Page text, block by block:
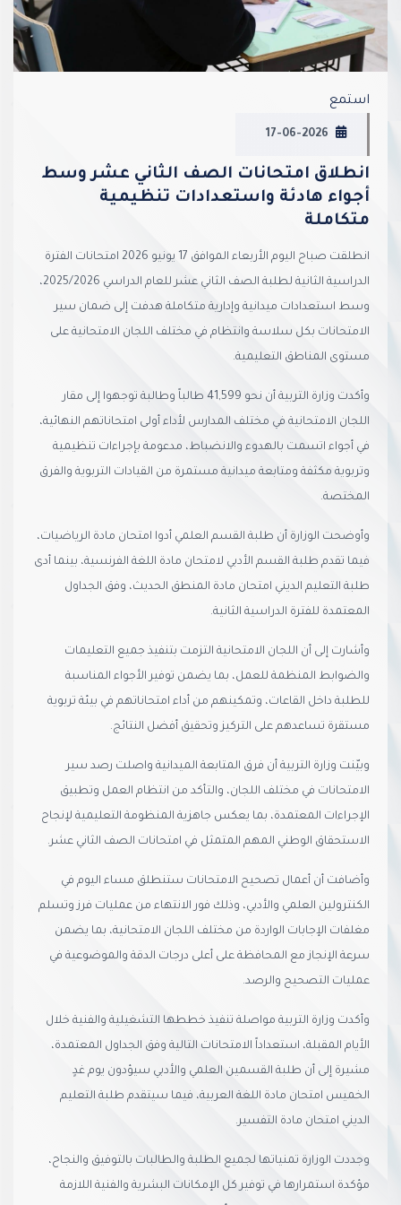
استمع
17-06-2026
انطلاق امتحانات الصف الثاني عشر وسط
أجواء هادئة واستعدادات تنظيمية
متكاملة
انطلقت صباح اليوم الأربعاء الموافق 17 يونيو 2026 امتحانات الفترة
الدراسية الثانية لطلبة الصف الثاني عشر للعام الدراسي 2025/2026،
وسط استعدادات ميدانية وإدارية متكاملة هدفت إلى ضمان سير
الامتحانات بكل سلاسة وانتظام في مختلف اللجان الامتحانية على
مستوى المناطق التعليمية.
وأكدت وزارة التربية أن نحو 41,599 طالباً وطالبة توجهوا إلى مقار
اللجان الامتحانية في مختلف المدارس لأداء أولى امتحاناتهم النهائية،
في أجواء اتسمت بالهدوء والانضباط، مدعومة بإجراءات تنظيمية
وتربوية مكثفة ومتابعة ميدانية مستمرة من القيادات التربوية والفرق
المختصة.
وأوضحت الوزارة أن طلبة القسم العلمي أدوا امتحان مادة الرياضيات،
فيما تقدم طلبة القسم الأدبي لامتحان مادة اللغة الفرنسية، بينما أدى
طلبة التعليم الديني امتحان مادة المنطق الحديث، وفق الجداول
المعتمدة للفترة الدراسية الثانية.
وأشارت إلى أن اللجان الامتحانية التزمت بتنفيذ جميع التعليمات
والضوابط المنظمة للعمل، بما يضمن توفير الأجواء المناسبة
للطلبة داخل القاعات، وتمكينهم من أداء امتحاناتهم في بيئة تربوية
مستقرة تساعدهم على التركيز وتحقيق أفضل النتائج.
وبيّنت وزارة التربية أن فرق المتابعة الميدانية واصلت رصد سير
الامتحانات في مختلف اللجان، والتأكد من انتظام العمل وتطبيق
الإجراءات المعتمدة، بما يعكس جاهزية المنظومة التعليمية لإنجاح
الاستحقاق الوطني المهم المتمثل في امتحانات الصف الثاني عشر.
وأضافت أن أعمال تصحيح الامتحانات ستنطلق مساء اليوم في
الكنترولين العلمي والأدبي، وذلك فور الانتهاء من عمليات فرز وتسلم
مغلفات الإجابات الواردة من مختلف اللجان الامتحانية، بما يضمن
سرعة الإنجاز مع المحافظة على أعلى درجات الدقة والموضوعية في
عمليات التصحيح والرصد.
وأكدت وزارة التربية مواصلة تنفيذ خططها التشغيلية والفنية خلال
الأيام المقبلة، استعداداً الامتحانات التالية وفق الجداول المعتمدة،
مشيرة إلى أن طلبة القسمين العلمي والأدبي سيؤدون يوم غدٍ
الخميس امتحان مادة اللغة العربية، فيما سيتقدم طلبة التعليم
الديني امتحان مادة التفسير.
وجددت الوزارة تمنياتها لجميع الطلبة والطالبات بالتوفيق والنجاح،
مؤكدة استمرارها في توفير كل الإمكانات البشرية والفنية اللازمة